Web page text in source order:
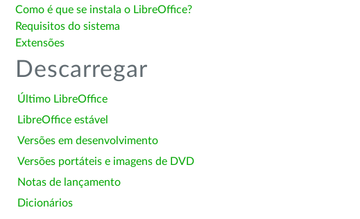
Como é que se instala o LibreOffice?
Requisitos do sistema
Extensões
Descarregar
Último LibreOffice
LibreOffice estável
Versões em desenvolvimento
Versões portáteis e imagens de DVD
Notas de lançamento
Dicionários